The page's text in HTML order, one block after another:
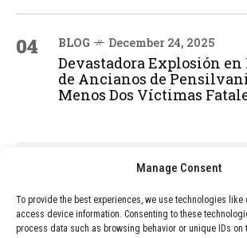
Manage Consent
To provide the best experiences, we use technologies
access device information. Consenting to these
process data such as browsing behavior or unique IDs on
04 BLOG December 24, 2025
Devastadora Explosión
de Ancianos de
Menos Dos Víctimas